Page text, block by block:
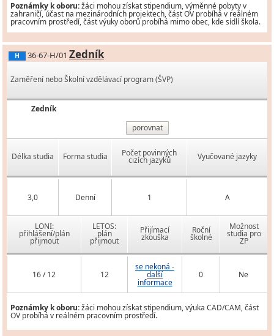
Poznámky k oboru:žáci mohou získat stipendium, výměnné pobyty v
zahraničí, účast na mezinárodních projektech, část OV probíhá v reálném
pracovním prostředí, část výuky oborů probíhá mimo obec, kde sídlí škola.
H 36-67-H/01 Zedník
Zaměření nebo Školní vzdělávací program (ŠVP)
Zedník
porovnat
Délka studia Forma studia Počet povinných
cizích jazyků Vyučované jazyky
3,0 Denní 1 A
LONI:
přihlášení/plán
přijmout
LETOS:
plán
přijmout
Přijímací
zkouška
Roční
školné
Možnost
studia pro
ZP
16 / 12 12
se nekoná -
další
informace
0 Ne
Poznámky k oboru:žáci mohou získat stipendium, výuka CAD/CAM, část
OV probíhá v reálném pracovním prostředí.